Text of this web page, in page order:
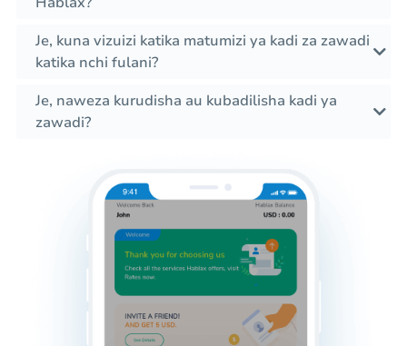
Je, kuna vizuizi katika matumizi ya kadi za zawadi
katika nchi fulani?
Je, naweza kurudisha au kubadilisha kadi ya
zawadi?